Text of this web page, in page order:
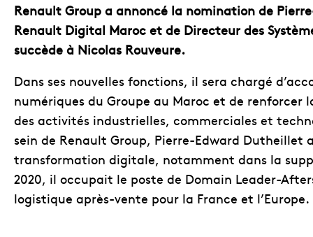
Renault Group a annoncé la nomination de
Renault Digital Maroc et de Directeur des
succède à Nicolas Rouveure.
Dans ses nouvelles fonctions, il sera chargé
numériques du Groupe au Maroc et de renforcer
des activités industrielles, commerciales et
sein de Renault Group, Pierre-Edward
transformation digitale, notamment dans la
2020, il occupait le poste de Domain Leader-
logistique après-vente pour la France et l’Europe.